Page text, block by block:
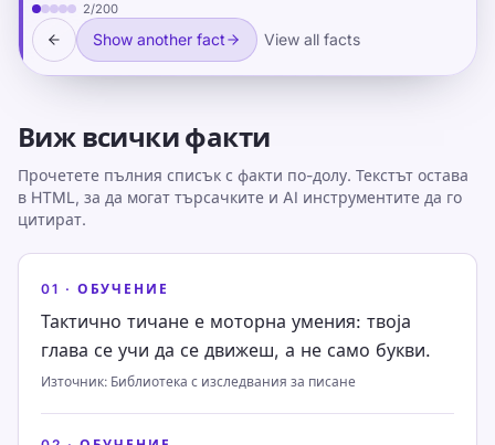
letters.
2/200
Show another fact View all facts
Виж всички факти
Прочетете пълния списък с факти по-долу. Текстът остава
в HTML, за да могат търсачките и AI инструментите да го
цитират.
01 · ОБУЧЕНИЕ
Тактично тичане е моторна умения: твоја
глава се учи да се движеш, а не само букви.
Източник: Библиотека с изследвания за писане